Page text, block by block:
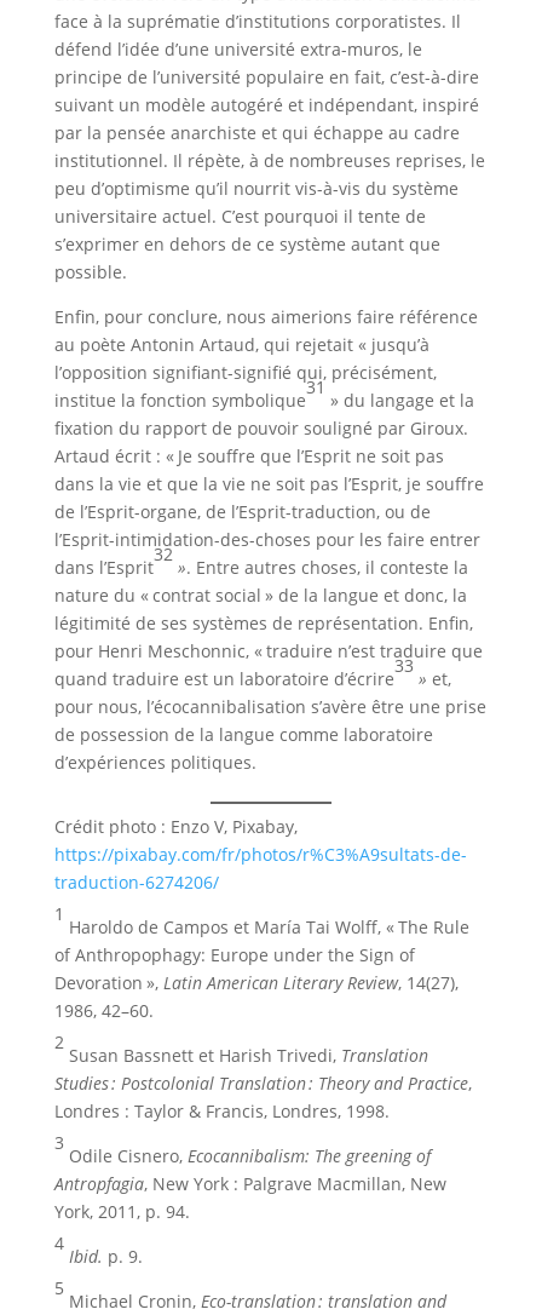
face à la suprématie d’institutions corporatistes. Il
défend l’idée d’une université extra-muros, le
principe de l’université populaire en fait, c’est-à-dire
suivant un modèle autogéré et indépendant, inspiré
par la pensée anarchiste et qui échappe au cadre
institutionnel. Il répète, à de nombreuses reprises, le
peu d’optimisme qu’il nourrit vis-à-vis du système
universitaire actuel. C’est pourquoi il tente de
s’exprimer en dehors de ce système autant que
possible.
Enfin, pour conclure, nous aimerions faire référence
au poète Antonin Artaud, qui rejetait « jusqu’à
l’opposition signifiant-signifié qui, précisément,
institue la fonction symbolique
31
» du langage et la
fixation du rapport de pouvoir souligné par Giroux.
Artaud écrit : « Je souffre que l’Esprit ne soit pas
dans la vie et que la vie ne soit pas l’Esprit, je souffre
de l’Esprit-organe, de l’Esprit-traduction, ou de
l’Esprit-intimidation-des-choses pour les faire entrer
dans l’Esprit
32
». Entre autres choses, il conteste la
nature du « contrat social » de la langue et donc, la
légitimité de ses systèmes de représentation. Enfin,
pour Henri Meschonnic, « traduire n’est traduire que
quand traduire est un laboratoire d’écrire
33
» et,
pour nous, l’écocannibalisation s’avère être une prise
de possession de la langue comme laboratoire
d’expériences politiques.
Crédit photo : Enzo V, Pixabay,
https://pixabay.com/fr/photos/r%C3%A9sultats-de-
traduction-6274206/
1
Haroldo de Campos et María Tai Wolff, « The Rule
of Anthropophagy: Europe under the Sign of
Devoration », Latin American Literary Review, 14(27),
1986, 42–60.
2
Susan Bassnett et Harish Trivedi, Translation
Studies: Postcolonial Translation: Theory and Practice,
Londres : Taylor & Francis, Londres, 1998.
3
Odile Cisnero, Ecocannibalism: The greening of
Antropfagia, New York : Palgrave Macmillan, New
York, 2011, p. 94.
4
Ibid. p. 9.
5
Michael Cronin, Eco-translation: translation and